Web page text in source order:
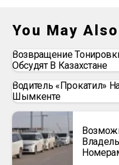
You May
Возвращение
Обсудят В Казахстане
Водитель «прокатил»
Шымкенте